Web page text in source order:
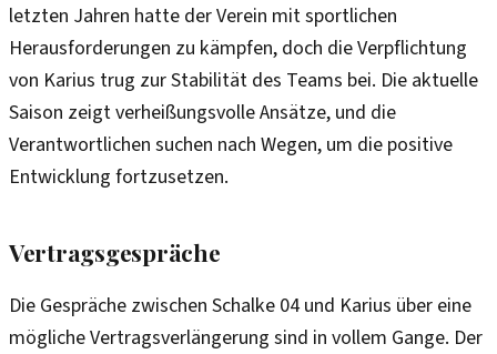
letzten Jahren hatte der Verein mit sportlichen
Herausforderungen zu kämpfen, doch die Verpflichtung
von Karius trug zur Stabilität des Teams bei. Die aktuelle
Saison zeigt verheißungsvolle Ansätze, und die
Verantwortlichen suchen nach Wegen, um die positive
Entwicklung fortzusetzen.
Vertragsgespräche
Die Gespräche zwischen Schalke 04 und Karius über eine
mögliche Vertragsverlängerung sind in vollem Gange. Der